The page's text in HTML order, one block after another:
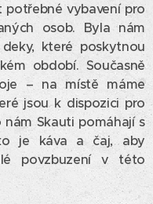
potřebné vybavení pro
osob. Byla nám
které poskytnou
období. Současně
– na místě máme
jsou k dispozici pro
Skauti pomáhají s
je káva a čaj, aby
povzbuzení v této